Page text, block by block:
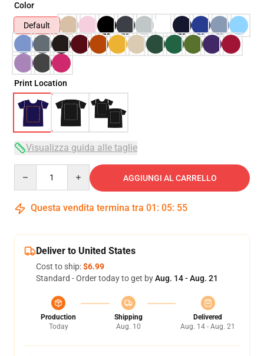
Color
Default
Print Location
Visualizza guida alle taglie
AGGIUNGI AL CARRELLO
Questa vendita termina tra 01 : 05: 54
Deliver to United States
Cost to ship:$6.99
Standard - Order today to get byAug. 14 - Aug. 21
Production
Today
Shipping
Aug. 10
Delivered
Aug. 14 - Aug. 21